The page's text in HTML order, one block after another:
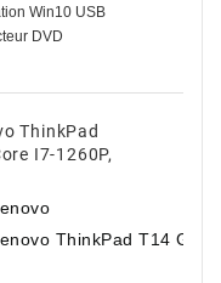
Win10 USB
DVD
ThinkPad
I7-1260P,
De RAM,
ThinkPad T14 Gen